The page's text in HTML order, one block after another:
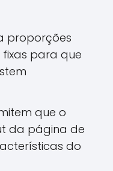
proporções
para que
que o
da página de
do